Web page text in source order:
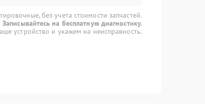
без учета стоимости запчастей.
Записывайтесь на бесплатную диагностику.
устройство и укажем на неисправность.